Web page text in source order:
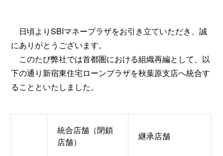
日頃よりSBIマネープラザをお引き立ていただき、誠
にありがとうございます。
このたび弊社では首都圏における組織再編として、以
下の通り新宿東住宅ローンプラザを秋葉原支店へ統合す
ることといたしました。
統合店舗（閉鎖
店舗）
継承店舗